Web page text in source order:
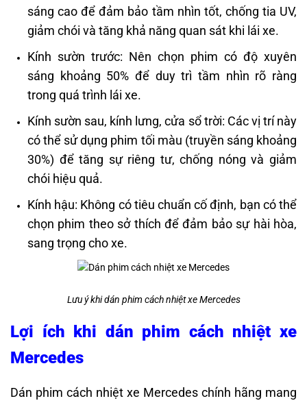
sáng cao để đảm bảo tầm nhìn tốt, chống tia UV,
giảm chói và tăng khả năng quan sát khi lái xe.
Kính sườn trước: Nên chọn phim có độ xuyên
sáng khoảng 50% để duy trì tầm nhìn rõ ràng
trong quá trình lái xe.
Kính sườn sau, kính lưng, cửa sổ trời: Các vị trí này
có thể sử dụng phim tối màu (truyền sáng khoảng
30%) để tăng sự riêng tư, chống nóng và giảm
chói hiệu quả.
Kính hậu: Không có tiêu chuẩn cố định, bạn có thể
chọn phim theo sở thích để đảm bảo sự hài hòa,
sang trọng cho xe.
Lưu ý khi dán phim cách nhiệt xe Mercedes
Lợi ích khi dán phim cách nhiệt xe
Mercedes
Dán phim cách nhiệt xe Mercedes chính hãng mang